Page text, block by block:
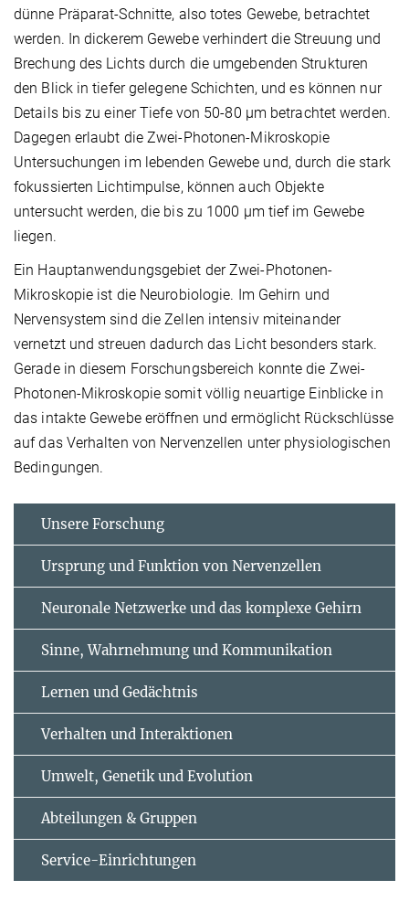
dünne Präparat-Schnitte, also totes Gewebe, betrachtet
werden. In dickerem Gewebe verhindert die Streuung und
Brechung des Lichts durch die umgebenden Strukturen
den Blick in tiefer gelegene Schichten, und es können nur
Details bis zu einer Tiefe von 50-80 µm betrachtet werden.
Dagegen erlaubt die Zwei-Photonen-Mikroskopie
Untersuchungen im lebenden Gewebe und, durch die stark
fokussierten Lichtimpulse, können auch Objekte
untersucht werden, die bis zu 1000 µm tief im Gewebe
liegen.
Ein Hauptanwendungsgebiet der Zwei-Photonen-
Mikroskopie ist die Neurobiologie. Im Gehirn und
Nervensystem sind die Zellen intensiv miteinander
vernetzt und streuen dadurch das Licht besonders stark.
Gerade in diesem Forschungsbereich konnte die Zwei-
Photonen-Mikroskopie somit völlig neuartige Einblicke in
das intakte Gewebe eröffnen und ermöglicht Rückschlüsse
auf das Verhalten von Nervenzellen unter physiologischen
Bedingungen.
Unsere Forschung
Ursprung und Funktion von Nervenzellen
Neuronale Netzwerke und das komplexe Gehirn
Sinne, Wahrnehmung und Kommunikation
Lernen und Gedächtnis
Verhalten und Interaktionen
Umwelt, Genetik und Evolution
Abteilungen & Gruppen
Service-Einrichtungen